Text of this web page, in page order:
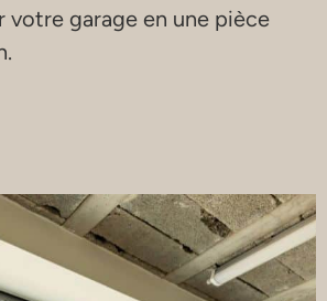
votre garage en une pièce